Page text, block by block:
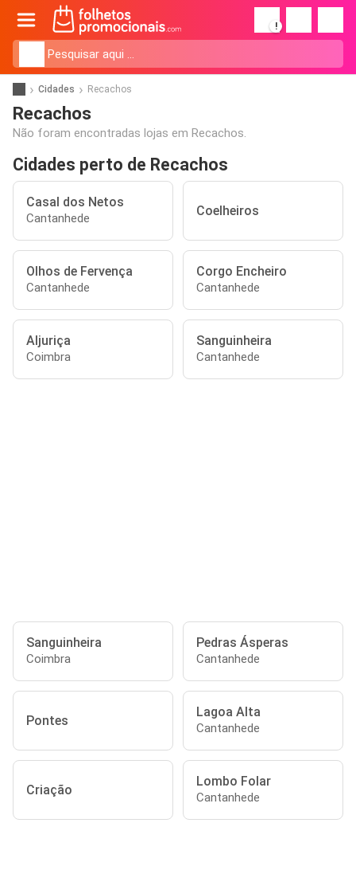
!
Cidades Recachos
Recachos
Não foram encontradas lojas em Recachos.
Cidades perto de Recachos
Casal dos Netos
Cantanhede Coelheiros
Olhos de Fervença
Cantanhede
Corgo Encheiro
Cantanhede
Aljuriça
Coimbra
Sanguinheira
Cantanhede
Sanguinheira
Coimbra
Pedras Ásperas
Cantanhede
Pontes
Lagoa Alta
Cantanhede
Criação
Lombo Folar
Cantanhede